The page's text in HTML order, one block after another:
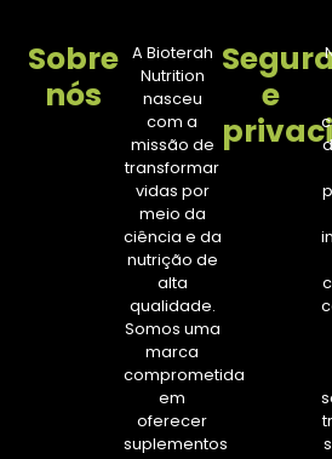
Sobre
nós
A Bioterah
Nutrition
nasceu
com a
missão de
transformar
vidas por
meio da
ciência e da
nutrição de
alta
qualidade.
Somos uma
marca
comprometida
em
oferecer
suplementos
e